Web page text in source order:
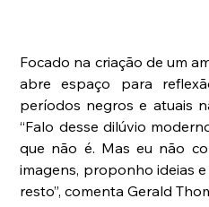
Focado na criação de um
abre espaço para
períodos negros e atuais
“Falo desse dilúvio
que não é. Mas eu não
imagens, proponho ideias
resto”, comenta Gerald